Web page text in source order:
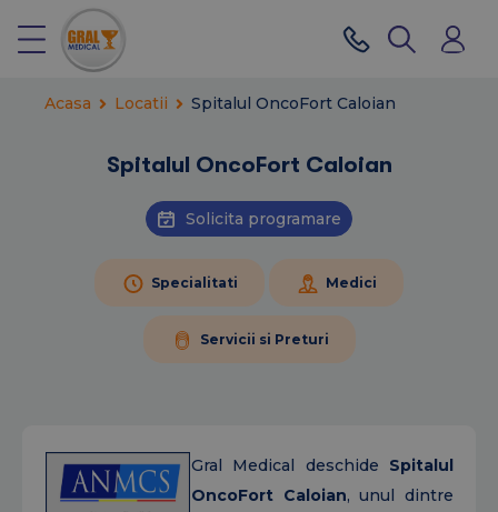
Acasa Locatii Spitalul OncoFort Caloian
Spitalul OncoFort Caloian
Solicita programare
Specialitati Medici
Servicii si Preturi
Gral Medical deschide Spitalul
OncoFort Caloian, unul dintre